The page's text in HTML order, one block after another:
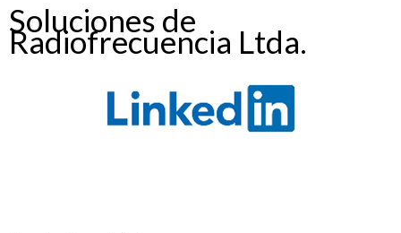
Soluciones de
Radiofrecuencia Ltda.